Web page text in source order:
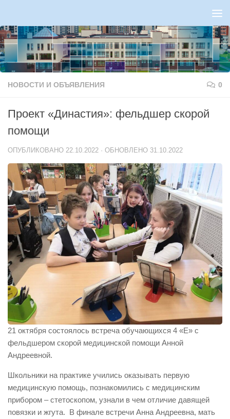
НОВОСТИ И ОБЪЯВЛЕНИЯ 0
Проект «Династия»: фельдшер скорой
помощи
ОПУБЛИКОВАНО 22.10.2022 · ОБНОВЛЕНО 31.10.2022
21 октября состоялось встреча обучающихся 4 «Е» с
фельдшером скорой медицинской помощи Анной
Андреевной.
Школьники на практике учились оказывать первую
медицинскую помощь, познакомились с медицинским
прибором – стетоскопом, узнали в чем отличие давящей
повязки и жгута. В финале встречи Анна Андреевна, мать